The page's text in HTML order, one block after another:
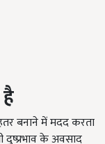
बनाने में मदद करता
के अवसाद